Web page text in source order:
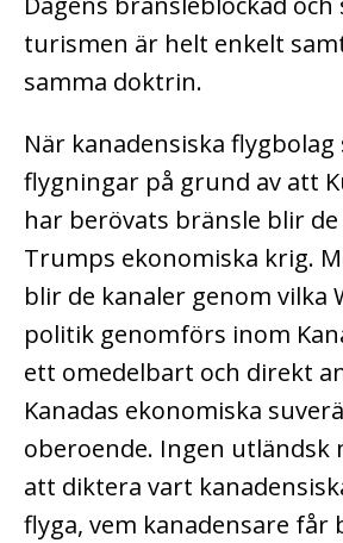
turismen är helt enkelt
samma doktrin.
När kanadensiska flygbolag
flygningar på grund av att
har berövats bränsle blir
Trumps ekonomiska krig.
blir de kanaler genom vilka
politik genomförs inom
ett omedelbart och direkt
Kanadas ekonomiska
oberoende. Ingen utländsk
att diktera vart
flyga, vem kanadensare får